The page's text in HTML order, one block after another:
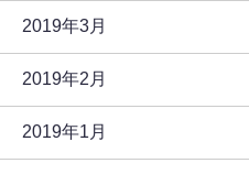
2019年3月
2019年2月
2019年1月